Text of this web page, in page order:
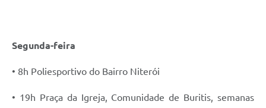
Segunda-feira
• 8h Poliesportivo do Bairro Niterói
• 19h Praça da Igreja, Comunidade de Buritis, semanas